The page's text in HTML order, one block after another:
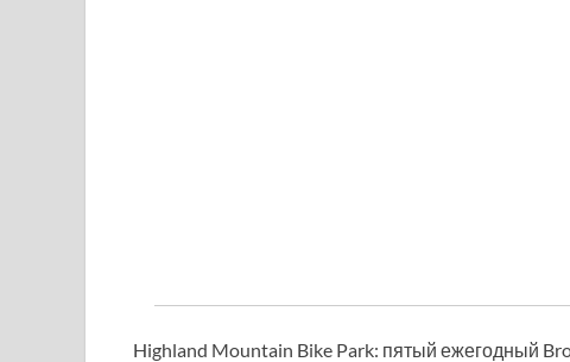
Highland Mountain Bike Park: пятый ежегодный